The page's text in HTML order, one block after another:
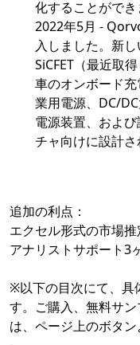
化することができ
2022年5月 -
入しました。新
SiCFET（最近取
車のオンボード
業用電源、DC/
電源装置、およ
チャ向けに設計さ
追加の利点：
エクセル形式の市場
アナリストサポート3
※以下の目次にて、具
す。ご購入、無料サ
は、ページ上のボタン